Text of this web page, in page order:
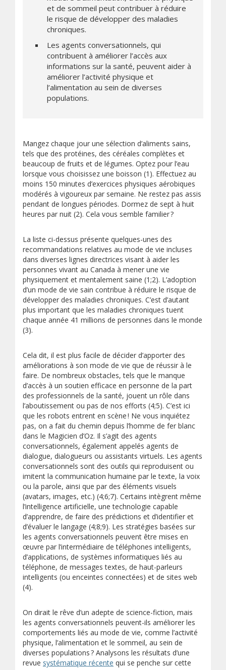
et de sommeil peut contribuer à réduire
le risque de développer des maladies
chroniques.
Les agents conversationnels, qui
contribuent à améliorer l’accès aux
informations sur la santé, peuvent aider à
améliorer l’activité physique et
l’alimentation au sein de diverses
populations.
Mangez chaque jour une sélection d’aliments sains,
tels que des protéines, des céréales complètes et
beaucoup de fruits et de légumes. Optez pour l’eau
lorsque vous choisissez une boisson (1). Effectuez au
moins 150 minutes d’exercices physiques aérobiques
modérés à vigoureux par semaine. Ne restez pas assis
pendant de longues périodes. Dormez de sept à huit
heures par nuit (2). Cela vous semble familier ?
La liste ci-dessus présente quelques-unes des
recommandations relatives au mode de vie incluses
dans diverses lignes directrices visant à aider les
personnes vivant au Canada à mener une vie
physiquement et mentalement saine (1;2). L’adoption
d’un mode de vie sain contribue à réduire le risque de
développer des maladies chroniques. C’est d’autant
plus important que les maladies chroniques tuent
chaque année 41 millions de personnes dans le monde
(3).
Cela dit, il est plus facile de décider d’apporter des
améliorations à son mode de vie que de réussir à le
faire. De nombreux obstacles, tels que le manque
d’accès à un soutien efficace en personne de la part
des professionnels de la santé, jouent un rôle dans
l’aboutissement ou pas de nos efforts (4;5). C’est ici
que les robots entrent en scène ! Ne vous inquiétez
pas, on a fait du chemin depuis l’homme de fer blanc
dans le Magicien d’Oz. Il s’agit des agents
conversationnels, également appelés agents de
dialogue, dialogueurs ou assistants virtuels. Les agents
conversationnels sont des outils qui reproduisent ou
imitent la communication humaine par le texte, la voix
ou la parole, ainsi que par des éléments visuels
(avatars, images, etc.) (4;6;7). Certains intègrent même
l’intelligence artificielle, une technologie capable
d’apprendre, de faire des prédictions et d’identifier et
d’évaluer le langage (4;8;9). Les stratégies basées sur
les agents conversationnels peuvent être mises en
œuvre par l’intermédiaire de téléphones intelligents,
d’applications, de systèmes informatiques liés au
téléphone, de messages textes, de haut-parleurs
intelligents (ou enceintes connectées) et de sites web
(4).
On dirait le rêve d’un adepte de science-fiction, mais
les agents conversationnels peuvent-ils améliorer les
comportements liés au mode de vie, comme l’activité
physique, l’alimentation et le sommeil, au sein de
diverses populations ? Analysons les résultats d’une
revue systématique récente qui se penche sur cette